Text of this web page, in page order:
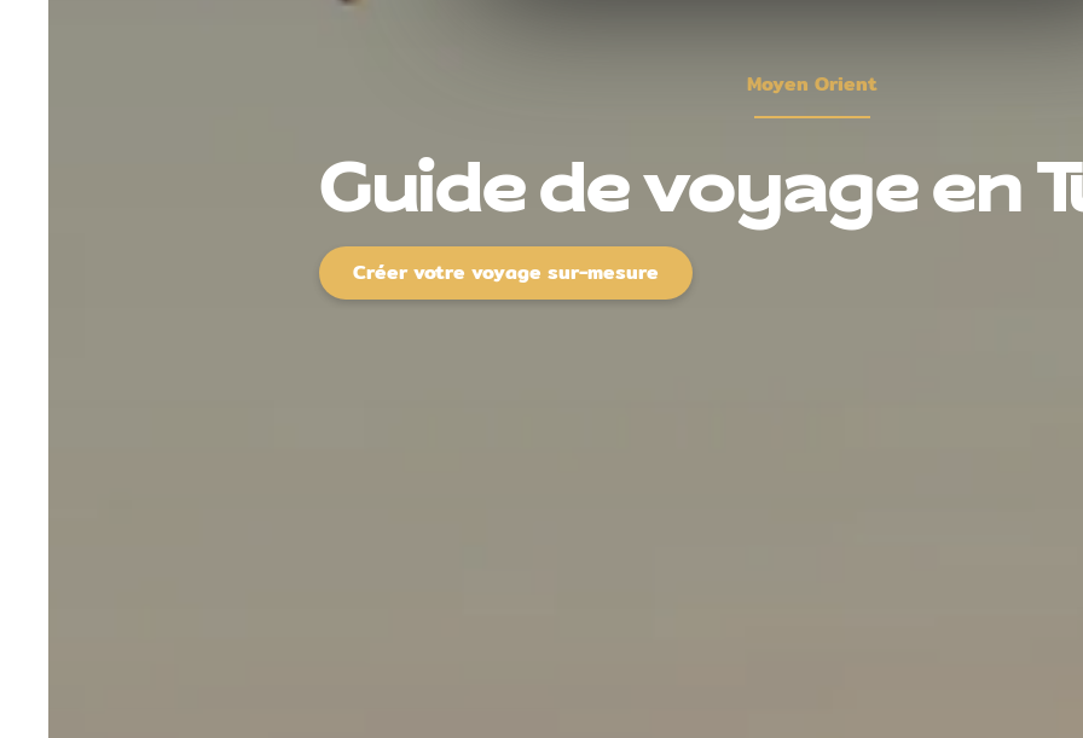
Moyen Orient
Guide de voyage en
Créer votre voyage sur-mesure